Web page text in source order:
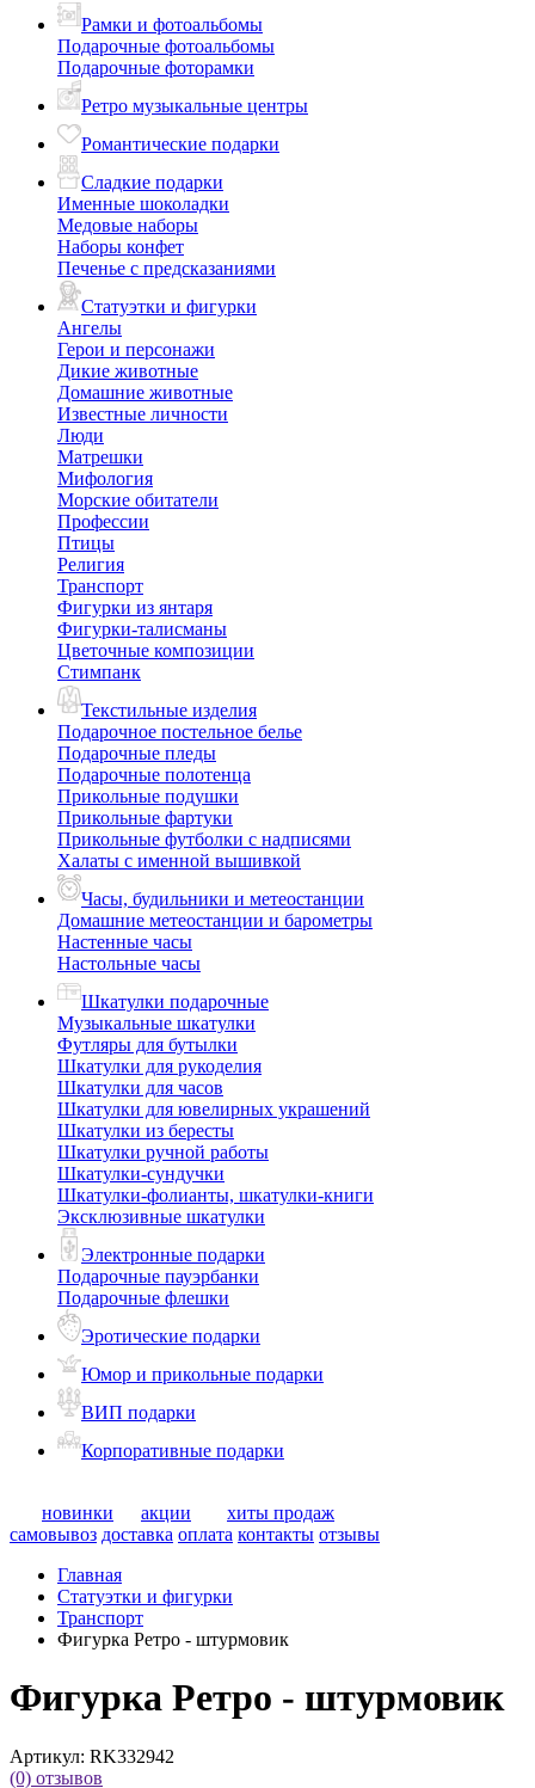
Рамки и фотоальбомы
Подарочные фотоальбомы
Подарочные фоторамки
Ретро музыкальные центры
Романтические подарки
Сладкие подарки
Именные шоколадки
Медовые наборы
Наборы конфет
Печенье с предсказаниями
Статуэтки и фигурки
Ангелы
Герои и персонажи
Дикие животные
Домашние животные
Известные личности
Люди
Матрешки
Мифология
Морские обитатели
Профессии
Птицы
Религия
Транспорт
Фигурки из янтаря
Фигурки-талисманы
Цветочные композиции
Стимпанк
Текстильные изделия
Подарочное постельное белье
Подарочные пледы
Подарочные полотенца
Прикольные подушки
Прикольные фартуки
Прикольные футболки с надписями
Халаты с именной вышивкой
Часы, будильники и метеостанции
Домашние метеостанции и барометры
Настенные часы
Настольные часы
Шкатулки подарочные
Музыкальные шкатулки
Футляры для бутылки
Шкатулки для рукоделия
Шкатулки для часов
Шкатулки для ювелирных украшений
Шкатулки из бересты
Шкатулки ручной работы
Шкатулки-сундучки
Шкатулки-фолианты, шкатулки-книги
Эксклюзивные шкатулки
Электронные подарки
Подарочные пауэрбанки
Подарочные флешки
Эротические подарки
Юмор и прикольные подарки
ВИП подарки
Корпоративные подарки
новинки акции
хиты продаж
самовывоз доставка оплата контакты отзывы
Главная
Статуэтки и фигурки
Транспорт
Фигурка Ретро - штурмовик
Фигурка Ретро - штурмовик
Артикул: RK332942
(0) отзывов